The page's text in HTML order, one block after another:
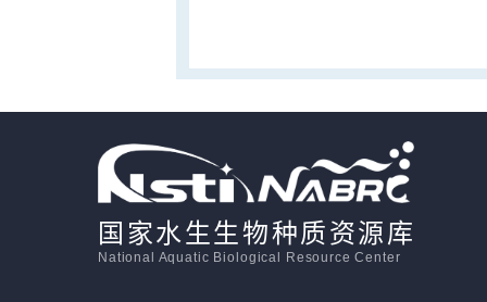
国家水生生物种质资源库
National Aquatic Biological Resource Center